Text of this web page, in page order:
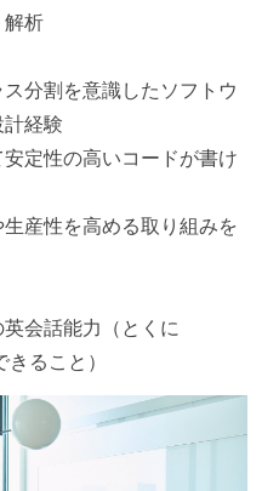
析
分割を意識したソフトウ
経験
定性の高いコードが書け
産性を高める取り組みを
会話能力（とくに
ること）